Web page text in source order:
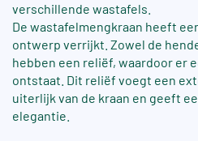
verschillende wastafels.
De wastafelmengkraan heeft
ontwerp verrijkt. Zowel de
hebben een reliëf, waardoor er
ontstaat. Dit reliëf voegt een
uiterlijk van de kraan en geeft
elegantie.